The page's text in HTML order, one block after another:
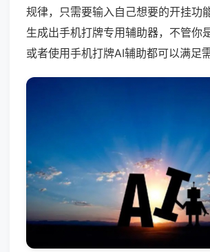
规律，只需要输入自己想要的开挂功
生成出手机打牌专用辅助器，不管你
或者使用手机打牌AI辅助都可以满足需